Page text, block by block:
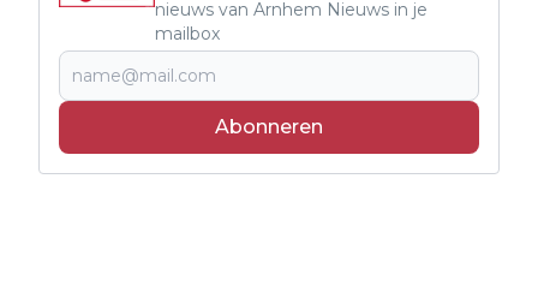
nieuws van Arnhem Nieuws in je
mailbox
Abonneren